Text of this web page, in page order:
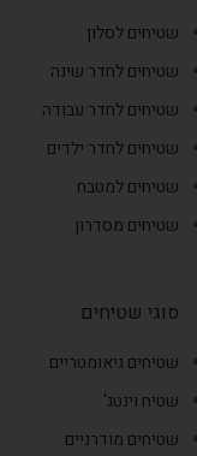
שטיחים לסלון
שטיחים לחדר שינה
שטיחים לחדר עבודה
שטיחים לחדר ילדים
שטיחים למטבח
שטיחים מסדרון
סוגי שטיחים
שטיחים גיאומטריים
שטיח וינטג'
שטיחים מודרניים